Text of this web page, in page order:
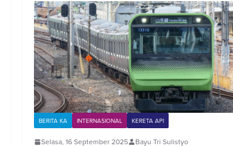
BERITA KA INTERNASIONAL KERETA API
Selasa, 16 September 2025
Bayu Tri Sulistyo